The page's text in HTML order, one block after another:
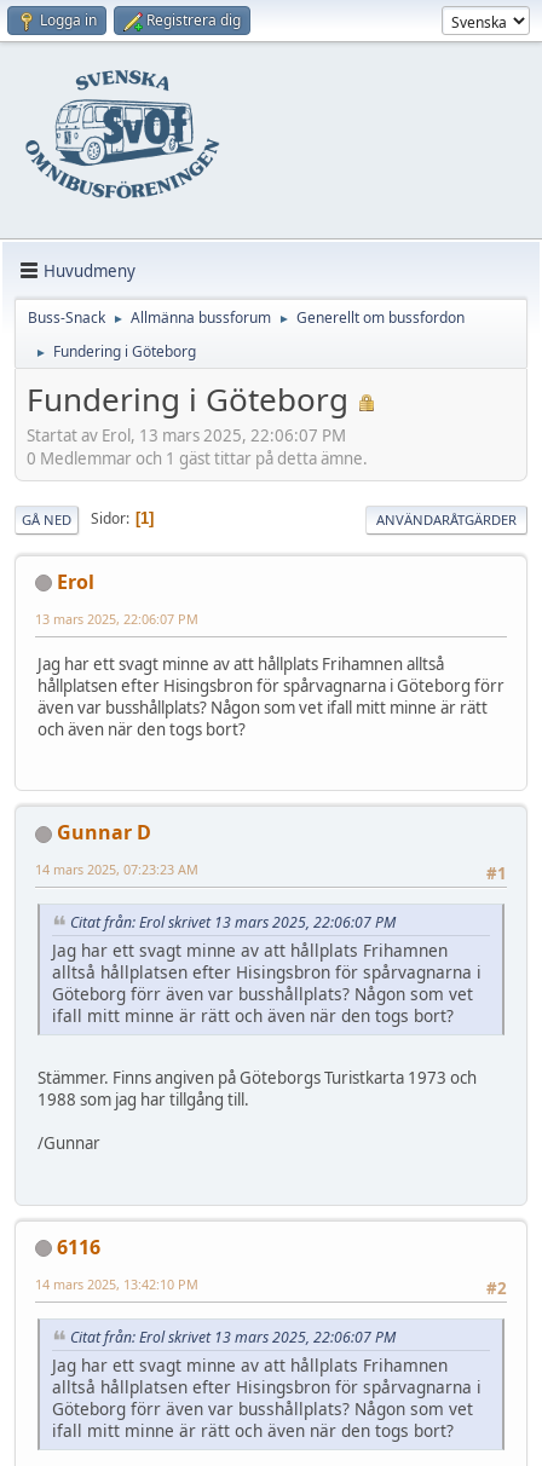
Logga in Registrera dig
Huvudmeny
Buss-Snack ► Allmänna bussforum ► Generellt om bussfordon
► Fundering i Göteborg
Fundering i Göteborg
Startat av Erol, 13 mars 2025, 22:06:07 PM
0 Medlemmar och 1 gäst tittar på detta ämne.
GÅ NED Sidor 1 ANVÄNDARÅTGÄRDER
Erol
13 mars 2025, 22:06:07 PM
Jag har ett svagt minne av att hållplats Frihamnen alltså
hållplatsen efter Hisingsbron för spårvagnarna i Göteborg förr
även var busshållplats? Någon som vet ifall mitt minne är rätt
och även när den togs bort?
Gunnar D
#1
14 mars 2025, 07:23:23 AM
Citat från: Erol skrivet 13 mars 2025, 22:06:07 PM
Jag har ett svagt minne av att hållplats Frihamnen
alltså hållplatsen efter Hisingsbron för spårvagnarna i
Göteborg förr även var busshållplats? Någon som vet
ifall mitt minne är rätt och även när den togs bort?
Stämmer. Finns angiven på Göteborgs Turistkarta 1973 och
1988 som jag har tillgång till.
/Gunnar
6116
#2
14 mars 2025, 13:42:10 PM
Citat från: Erol skrivet 13 mars 2025, 22:06:07 PM
Jag har ett svagt minne av att hållplats Frihamnen
alltså hållplatsen efter Hisingsbron för spårvagnarna i
Göteborg förr även var busshållplats? Någon som vet
ifall mitt minne är rätt och även när den togs bort?